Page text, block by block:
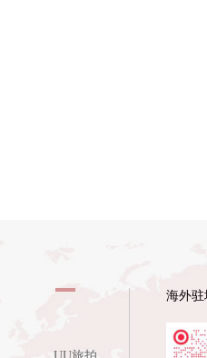
海外驻